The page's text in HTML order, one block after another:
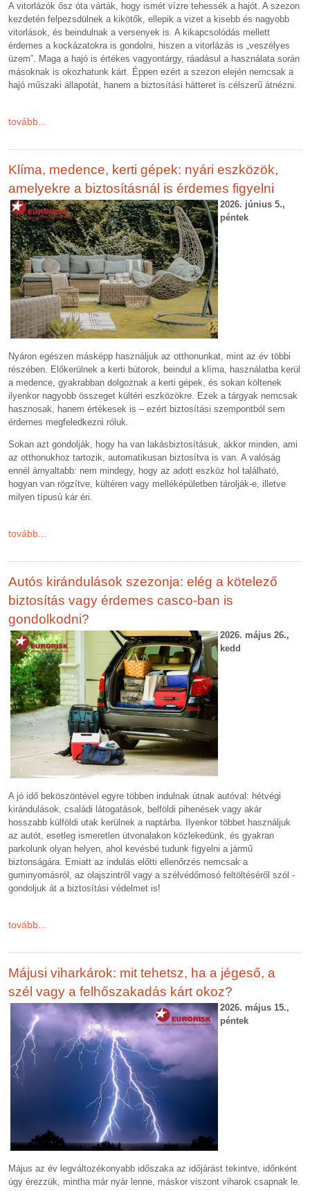
A vitorlázók ősz óta várták, hogy ismét vízre tehessék a hajót. A szezon
kezdetén felpezsdülnek a kikötők, ellepik a vizet a kisebb és nagyobb
vitorlások, és beindulnak a versenyek is. A kikapcsolódás mellett
érdemes a kockázatokra is gondolni, hiszen a vitorlázás is „veszélyes
üzem”. Maga a hajó is értékes vagyontárgy, ráadásul a használata során
másoknak is okozhatunk kárt. Éppen ezért a szezon elején nemcsak a
hajó műszaki állapotát, hanem a biztosítási hátteret is célszerű átnézni.
tovább...
Klíma, medence, kerti gépek: nyári eszközök,
amelyekre a biztosításnál is érdemes figyelni
2026. június 5.,
péntek
Nyáron egészen másképp használjuk az otthonunkat, mint az év többi
részében. Előkerülnek a kerti bútorok, beindul a klíma, használatba kerül
a medence, gyakrabban dolgoznak a kerti gépek, és sokan költenek
ilyenkor nagyobb összeget kültéri eszközökre. Ezek a tárgyak nemcsak
hasznosak, hanem értékesek is – ezért biztosítási szempontból sem
érdemes megfeledkezni róluk.
Sokan azt gondolják, hogy ha van lakásbiztosításuk, akkor minden, ami
az otthonukhoz tartozik, automatikusan biztosítva is van. A valóság
ennél árnyaltabb: nem mindegy, hogy az adott eszköz hol található,
hogyan van rögzítve, kültéren vagy melléképületben tárolják-e, illetve
milyen típusú kár éri.
tovább...
Autós kirándulások szezonja: elég a kötelező
biztosítás vagy érdemes casco-ban is
gondolkodni?
2026. május 26.,
kedd
A jó idő beköszöntével egyre többen indulnak útnak autóval: hétvégi
kirándulások, családi látogatások, belföldi pihenések vagy akár
hosszabb külföldi utak kerülnek a naptárba. Ilyenkor többet használjuk
az autót, esetleg ismeretlen útvonalakon közlekedünk, és gyakran
parkolunk olyan helyen, ahol kevésbé tudunk figyelni a jármű
biztonságára. Emiatt az indulás előtti ellenőrzés nemcsak a
guminyomásról, az olajszintről vagy a szélvédőmosó feltöltéséről szól -
gondoljuk át a biztosítási védelmet is!
tovább...
Májusi viharkárok: mit tehetsz, ha a jégeső, a
szél vagy a felhőszakadás kárt okoz?
2026. május 15.,
péntek
Május az év legváltozékonyabb időszaka az időjárást tekintve, időnként
úgy érezzük, mintha már nyár lenne, máskor viszont viharok csapnak le.